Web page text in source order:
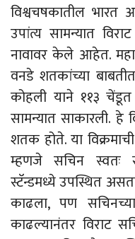
विश्वचषकातील भारत
उपांत्य सामन्यात
नावावर केले आहेत.
वनडे शतकांच्या
कोहली याने ११३
सामन्यात साकारली.
शतक होते. या
म्हणजे सचिन स्वतः
स्टॅन्डमध्ये उपस्थित
काढला, पण
काढल्यानंतर विराट